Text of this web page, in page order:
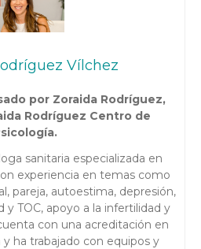
Vílchez
por Zoraida Rodríguez,
Rodríguez Centro de
sanitaria especializada en
experiencia en temas como
pareja, autoestima, depresión,
y TOC, apoyo a la infertilidad y
con una acreditación en
ha trabajado con equipos y